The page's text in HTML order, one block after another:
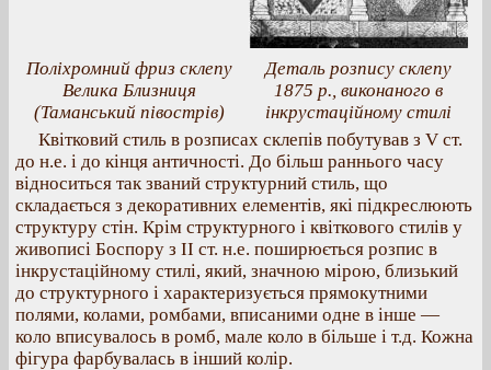
Поліхромний фриз склепу
Велика Близниця
(Таманський півострів)
Деталь розпису склепу
1875 р., виконаного в
інкрустаційному стилі
Квітковий стиль в розписах склепів побутував з V ст.
до н.е. і до кінця античності. До більш раннього часу
відноситься так званий структурний стиль, що
складається з декоративних елементів, які підкреслюють
структуру стін. Крім структурного і квіткового стилів у
живописі Боспору з ІІ ст. н.е. поширюється розпис в
інкрустаційному стилі, який, значною мірою, близький
до структурного і характеризується прямокутними
полями, колами, ромбами, вписаними одне в інше —
коло вписувалось в ромб, мале коло в більше і т.д. Кожна
фігура фарбувалась в інший колір.